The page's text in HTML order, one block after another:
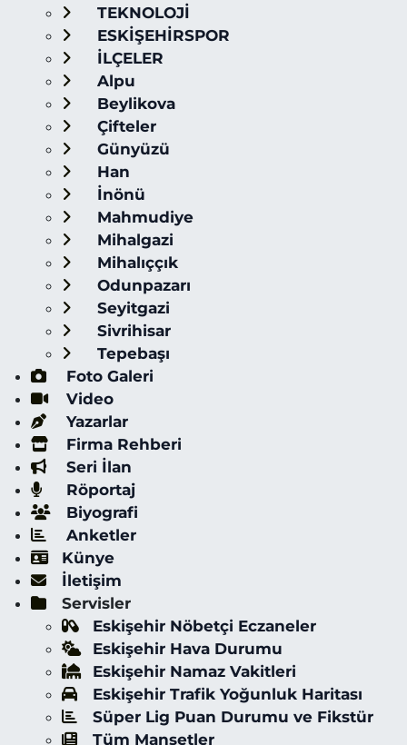
TEKNOLOJİ
ESKİŞEHİRSPOR
İLÇELER
Alpu
Beylikova
Çifteler
Günyüzü
Han
İnönü
Mahmudiye
Mihalgazi
Mihalıççık
Odunpazarı
Seyitgazi
Sivrihisar
Tepebaşı
Foto Galeri
Video
Yazarlar
Firma Rehberi
Seri İlan
Röportaj
Biyografi
Anketler
Künye
İletişim
Servisler
Eskişehir Nöbetçi Eczaneler
Eskişehir Hava Durumu
Eskişehir Namaz Vakitleri
Eskişehir Trafik Yoğunluk Haritası
Süper Lig Puan Durumu ve Fikstür
Tüm Manşetler